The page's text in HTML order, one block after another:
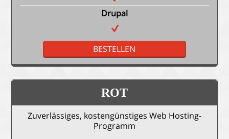
Drupal
BESTELLEN
ROT
Zuverlässiges, kostengünstiges Web Hosting-
Programm